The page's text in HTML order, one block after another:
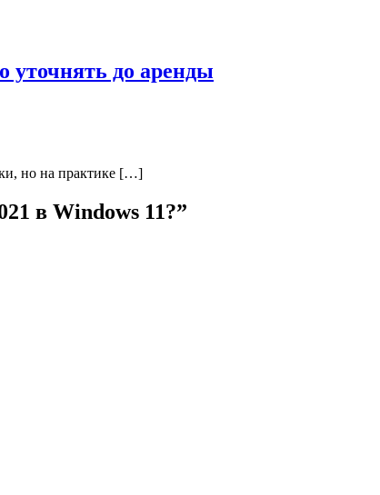
уточнять до аренды
но на практике […]
в Windows 11?”